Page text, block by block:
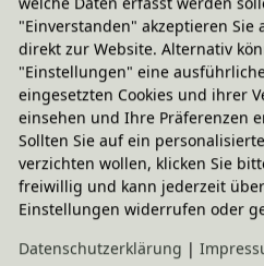
206,95 €
-20% Code
Lampe Dackel
118,95 €
-20% Code
Still-Licht
8,95 €
"Einverstanden" akzeptieren Sie
direkt zur Website. Alternativ
"Einstellungen" eine
eingesetzten Cookies und ihrer
einsehen und Ihre Präferenzen
Sollten Sie auf ein
verzichten wollen, klicken Sie
freiwillig und kann jederzeit
Einstellungen widerrufen oder
Daten­schutz­erklärung |